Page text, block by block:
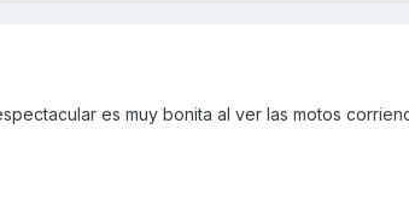
es muy bonita al ver las motos